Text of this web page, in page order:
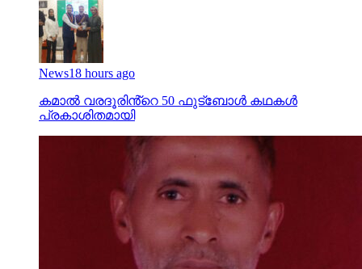
News18 hours ago
കമാൽ വരദൂരിൻ്റെ 50 ഫുട്ബോൾ കഥകൾ
പ്രകാശിതമായി